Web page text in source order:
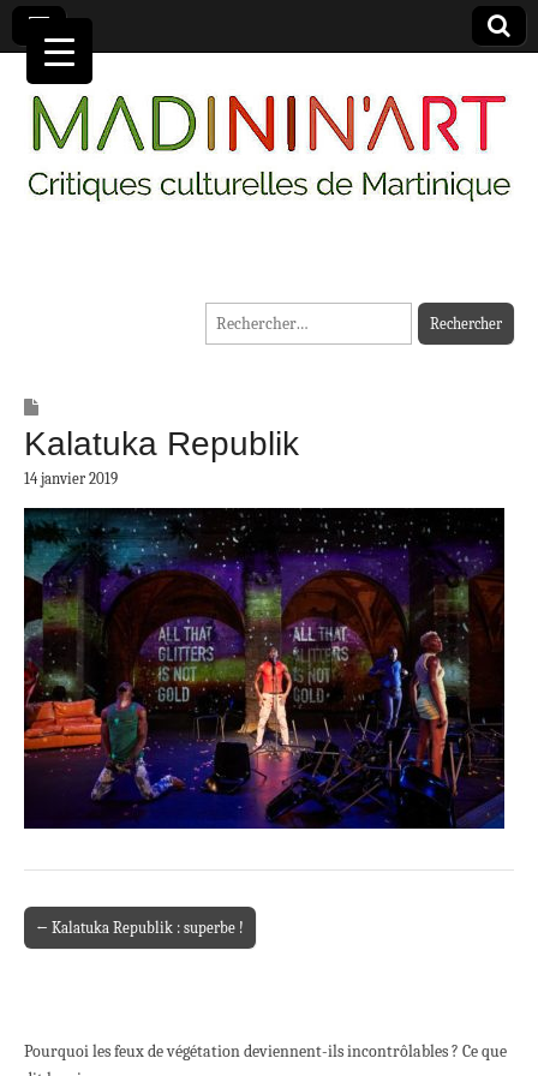
MADININ'ART
Rechercher :
Kalatuka Republik
14 janvier 2019
Post navigation
← Kalatuka Republik : superbe !
Pourquoi les feux de végétation deviennent-ils incontrôlables ? Ce que